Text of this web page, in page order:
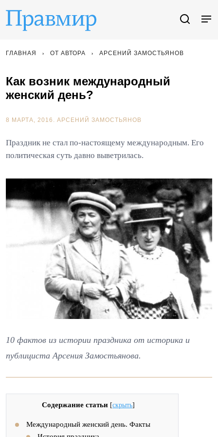
ГЛАВНАЯ ОТ АВТОРА АРСЕНИЙ ЗАМОСТЬЯНОВ
Как возник международный
женский день?
8 МАРТА, 2016. АРСЕНИЙ ЗАМОСТЬЯНОВ
Праздник не стал по-настоящему международным. Его
политическая суть давно выветрилась.
10 фактов из истории праздника от историка и
публициста Арсения Замостьянова.
Содержание статьи [скрыть]
Международный женский день. Факты